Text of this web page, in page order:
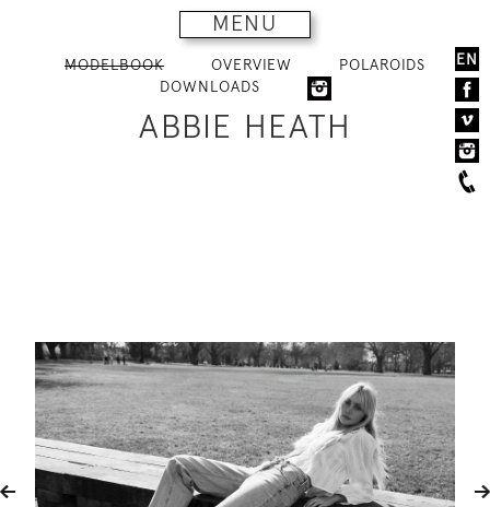
MENU
EN
MODELBOOK OVERVIEW
POLAROIDS
DOWNLOADS
ABBIE HEATH